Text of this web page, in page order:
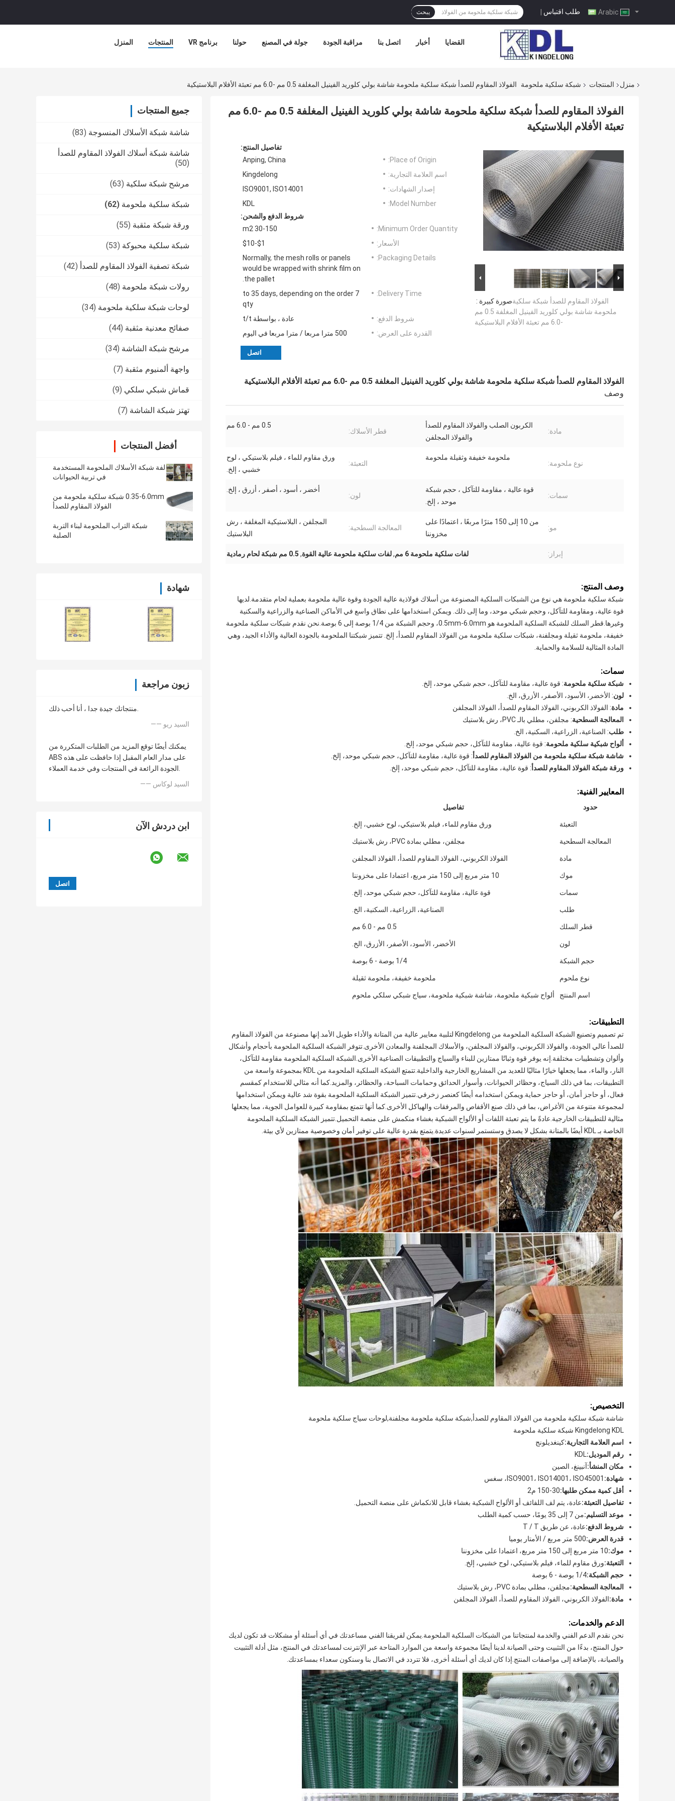
طلب اقتباس | يبحث
المنزل المنتجات برنامج VR حولنا جولة في المصنع مراقبة الجودة اتصل بنا أخبار القضايا
منزل المنتجات شبكة سلكية ملحومة الفولاذ المقاوم للصدأ شبكة سلكية ملحومة شاشة بولي كلوريد الفينيل المغلفة 0.5 مم -6.0 مم تعبئة الأفلام البلاستيكية
جميع المنتجات
شاشة شبكة الأسلاك المنسوجة (83)
شاشة شبكة أسلاك الفولاذ المقاوم للصدأ
(50)
مرشح شبكة سلكية (63)
شبكة سلكية ملحومة (62)
ورقة شبكة مثقبة (55)
شبكة سلكية محبوكة (53)
شبكة تصفية الفولاذ المقاوم للصدأ (42)
رولات شبكة ملحومة (48)
لوحات شبكة سلكية ملحومة (34)
صفائح معدنية مثقبة (44)
مرشح شبكة الشاشة (34)
واجهة ألمنيوم مثقبة (7)
قماش شبكي سلكي (9)
تهتز شبكة الشاشة (7)
أفضل المنتجات
لفة شبكة الأسلاك الملحومة المستخدمة
في تربية الحيوانات
0.35-6.0mm شبكة سلكية ملحومة من
الفولاذ المقاوم للصدأ
شبكة التراب الملحومة لبناء التربة
الصلبة
شهادة
زبون مراجعة
منتجاتك جيدة جدا ، أنا أحب ذلك.
—— السيد ريو
يمكنك أيضًا توقع المزيد من الطلبات المتكررة من
ABS على مدار العام المقبل إذا حافظت على هذه
الجودة الرائعة في المنتجات وفي خدمة العملاء.
—— السيد لوكاس
ابن دردش الآن
الفولاذ المقاوم للصدأ شبكة سلكية ملحومة شاشة بولي كلوريد الفينيل المغلفة 0.5 مم -6.0 مم
تعبئة الأفلام البلاستيكية
صورة كبيرة :الفولاذ المقاوم للصدأ شبكة سلكية
ملحومة شاشة بولي كلوريد الفينيل المغلفة 0.5 مم
-6.0 مم تعبئة الأفلام البلاستيكية
تفاصيل المنتج:
Place of Origin:
Anping, China
اسم العلامة التجارية:
Kingdelong
إصدار الشهادات:
ISO9001, ISO14001
Model Number:
KDL
شروط الدفع والشحن:
Minimum Order Quantity:
30-150 m2
الأسعار:
$1-$10
Packaging Details:
Normally, the mesh rolls or panels
would be wrapped with shrink film on
the pallet.
Delivery Time:
7 to 35 days, depending on the order
qty
شروط الدفع:
عادة ، بواسطة t/t
القدرة على العرض:
500 مترا مربعا / مترا مربعا في اليوم
اتصل
الفولاذ المقاوم للصدأ شبكة سلكية ملحومة شاشة بولي كلوريد الفينيل المغلفة 0.5 مم -6.0 مم تعبئة الأفلام البلاستيكية
وصف
مادة:
الكربون الصلب والفولاذ المقاوم للصدأ
والفولاذ المجلفن
قطر الأسلاك:
0.5 مم - 6.0 مم
نوع ملحومة:
ملحومة خفيفة وثقيلة ملحومة
التعبئة:
ورق مقاوم للماء ، فيلم بلاستيكي ، لوح
خشبي ، إلخ.
سمات:
قوة عالية ، مقاومة للتآكل ، حجم شبكة
موحد ، إلخ.
لون:
أخضر ، أسود ، أصفر ، أزرق ، إلخ.
مو:
من 10 إلى 150 مترًا مربعًا ، اعتمادًا على
مخزوننا
المعالجة السطحية:
المجلفن ، البلاستيكية المغلفة ، رش
البلاستيك
إبراز: لفات سلكية ملحومة 6 مم ,لفات سلكية ملحومة عالية القوة, 0.5 مم شبكة لحام رمادية
وصف المنتج:
شبكة سلكية ملحومة هي نوع من الشبكات السلكية المصنوعة من أسلاك فولاذية عالية الجودة وقوة عالية ملحومة بعملية لحام متقدمة.لديها
قوة عالية، ومقاومة للتآكل، وحجم شبكي موحد، وما إلى ذلك. ويمكن استخدامها على نطاق واسع في الأماكن الصناعية والزراعية والسكنية
وغيرها.قطر السلك للشبكة السلكية الملحومة هو 0.5mm-6.0mm، وحجم الشبكة من 1/4 بوصة إلى 6 بوصة.نحن نقدم شبكات سلكية ملحومة
خفيفة، ملحومة ثقيلة ومجلفنة، شبكات سلكية ملحومة من الفولاذ المقاوم للصدأ، إلخ. تتميز شبكتنا الملحومة بالجودة العالية والأداء الجيد، وهي
المادة المثالية للسلامة والحماية.
سمات:
شبكة سلكية ملحومة: قوة عالية، مقاومة للتآكل، حجم شبكي موحد، إلخ.
لون: الأخضر، الأسود، الأصفر، الأزرق، الخ.
مادة: الفولاذ الكربوني، الفولاذ المقاوم للصدأ، الفولاذ المجلفن
المعالجة السطحية: مجلفن، مطلي بالـ PVC، رش بلاستيك
طلب: الصناعية، الزراعية، السكنية، الخ.
ألواح شبكية سلكية ملحومة: قوة عالية، مقاومة للتآكل، حجم شبكي موحد، إلخ.
شاشة شبكة سلكية ملحومة من الفولاذ المقاوم للصدأ : قوة عالية، مقاومة للتآكل، حجم شبكي موحد، إلخ.
ورقة شبكة الفولاذ المقاوم للصدأ : قوة عالية، مقاومة للتآكل، حجم شبكي موحد، إلخ.
المعايير الفنية:
حدود تفاصيل
التعبئة ورق مقاوم للماء، فيلم بلاستيكي، لوح خشبي، إلخ.
المعالجة السطحية مجلفن، مطلي بمادة PVC، رش بلاستيك
مادة الفولاذ الكربوني، الفولاذ المقاوم للصدأ، الفولاذ المجلفن
موك 10 متر مربع إلى 150 متر مربع، اعتمادا على مخزوننا
سمات قوة عالية، مقاومة للتآكل، حجم شبكي موحد، إلخ.
طلب الصناعية، الزراعية، السكنية، الخ.
قطر السلك 0.5 مم - 6.0 مم
لون الأخضر، الأسود، الأصفر، الأزرق، الخ.
حجم الشبكة 1/4 بوصة - 6 بوصة
نوع ملحوم ملحومة خفيفة، ملحومة ثقيلة
اسم المنتج ألواح شبكية ملحومة، شاشة شبكية ملحومة، سياج شبكي سلكي ملحوم
التطبيقات:
تم تصميم وتصنيع الشبكة السلكية الملحومة من Kingdelong لتلبية معايير عالية من المتانة والأداء طويل الأمد.إنها مصنوعة من الفولاذ المقاوم
للصدأ عالي الجودة، والفولاذ الكربوني، والفولاذ المجلفن، والأسلاك المجلفنة والمعادن الأخرى.تتوفر الشبكة السلكية الملحومة بأحجام وأشكال
وألوان وتشطيبات مختلفة.إنه يوفر قوة وثباتًا ممتازين للبناء والسياج والتطبيقات الصناعية الأخرى.الشبكة السلكية الملحومة مقاومة للتآكل،
النار، والماء، مما يجعلها خيارًا مثاليًا للعديد من المشاريع الخارجية والداخلية.تتمتع الشبكة السلكية الملحومة من KDL بمجموعة واسعة من
التطبيقات، بما في ذلك السياج، وحظائر الحيوانات، وأسوار الحدائق وحمامات السباحة، والحظائر، والمزيد.كما أنه مثالي للاستخدام كمقسم
فعال، أو حاجز أمان، أو حاجز حماية.ويمكن استخدامه أيضًا كعنصر زخرفي.تتميز الشبكة السلكية الملحومة بقوة شد عالية ويمكن استخدامها
لمجموعة متنوعة من الأغراض، بما في ذلك صنع الأقفاص والمرفقات والهياكل الأخرى.كما أنها تتمتع بمقاومة كبيرة للعوامل الجوية، مما يجعلها
مثالية للتطبيقات الخارجية.عادةً ما يتم تعبئة اللفات أو الألواح الشبكية بغشاء منكمش على منصة التحميل.تتميز الشبكة السلكية الملحومة
الخاصة بـ KDL أيضًا بالمتانة بشكل لا يصدق وستستمر لسنوات عديدة.يتمتع بقدرة عالية على توفير أمان وخصوصية ممتازين لأي بيئة.
التخصيص:
شاشة شبكة سلكية ملحومة من الفولاذ المقاوم للصدأ,شبكة سلكية ملحومة مجلفنة,لوحات سياج سلكية ملحومة
Kingdelong KDL شبكة سلكية ملحومة
اسم العلامة التجارية:كينغديلونج
رقم الموديل:KDL
مكان المنشأ:آنبينغ، الصين
شهادة: ISO9001، ISO14001، ISO45001، سغس
أقل كمية ممكن طلبها:30-150 م2
تفاصيل التعبئة:عادة، يتم لف اللفائف أو الألواح الشبكية بغشاء قابل للانكماش على منصة التحميل.
موعد التسليم:من 7 إلى 35 يومًا، حسب كمية الطلب
شروط الدفع:عادة، عن طريق T / T
قدرة العرض:500 متر مربع / الأمتار يوميا
موك:10 متر مربع إلى 150 متر مربع، اعتمادا على مخزوننا
التعبئة:ورق مقاوم للماء، فيلم بلاستيكي، لوح خشبي، إلخ.
حجم الشبكة:1/4 بوصة - 6 بوصة
المعالجة السطحية:مجلفن، مطلي بمادة PVC، رش بلاستيك
مادة:الفولاذ الكربوني، الفولاذ المقاوم للصدأ، الفولاذ المجلفن
الدعم والخدمات:
نحن نقدم الدعم الفني والخدمة لمنتجاتنا من الشبكات السلكية الملحومة.يمكن لفريقنا الفني مساعدتك في أي أسئلة أو مشكلات قد تكون لديك
حول المنتج، بدءًا من التثبيت وحتى الصيانة.لدينا أيضًا مجموعة واسعة من الموارد المتاحة عبر الإنترنت لمساعدتك في المنتج، مثل أدلة التثبيت
والصيانة، بالإضافة إلى مواصفات المنتج.إذا كان لديك أي أسئلة أخرى، فلا تتردد في الاتصال بنا وسنكون سعداء بمساعدتك.